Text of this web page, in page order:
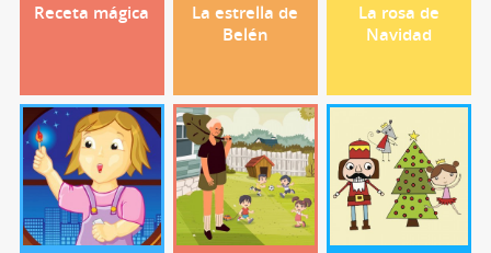
Receta mágica
La estrella de
Belén
La rosa de
Navidad